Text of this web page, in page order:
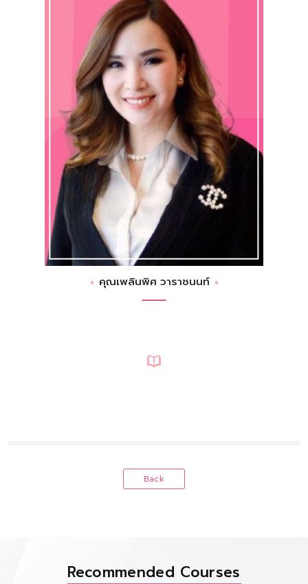
คุณเพลินพิศ วาราชนนท์
Back
Recommended Courses